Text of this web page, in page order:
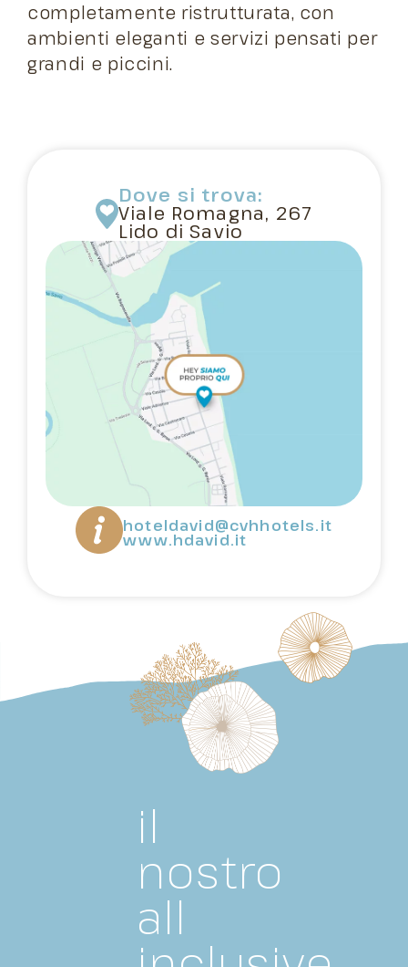
completamente ristrutturata, con
ambienti eleganti e servizi pensati per
grandi e piccini.
Dove si trova:
Viale Romagna, 267
Lido di Savio
hoteldavid@cvhhotels.it
www.hdavid.it
il
nostro
all